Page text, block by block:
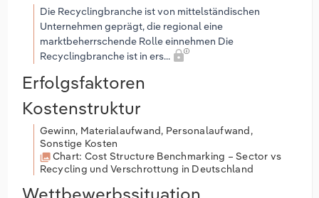
Die Recyclingbranche ist von mittelständischen
Unternehmen geprägt, die regional eine
marktbeherrschende Rolle einnehmen Die
Recyclingbranche ist in ers...
Erfolgsfaktoren
Kostenstruktur
Gewinn, Materialaufwand, Personalaufwand,
Sonstige Kosten
Chart: Cost Structure Benchmarking – Sector vs
Recycling und Verschrottung in Deutschland
Wettbewerbssituation